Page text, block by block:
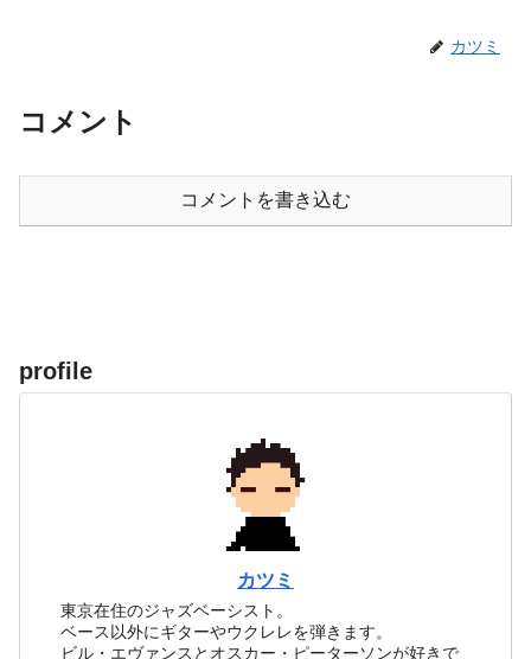
カツミ
コメント
コメントを書き込む
profile
カツミ
東京在住のジャズベーシスト。
ベース以外にギターやウクレレを弾きます。
ビル・エヴァンスとオスカー・ピーターソンが好きで